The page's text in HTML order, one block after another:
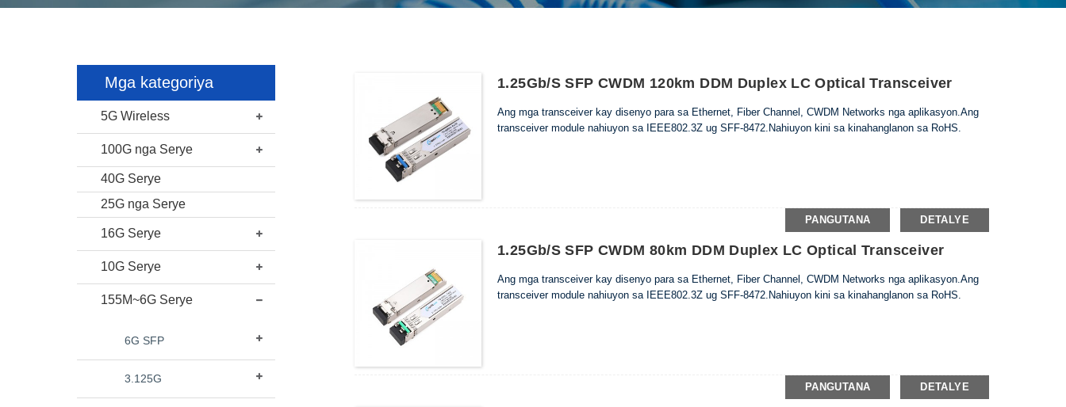
Mga kategoriya
5G Wireless
100G nga Serye
40G Serye
25G nga Serye
16G Serye
10G Serye
155M~6G Serye
6G SFP
3.125G
1.25Gb/s SFP CWDM 120km DDM Duplex LC Optical Transceiver
Ang mga transceiver kay disenyo para sa Ethernet, Fiber Channel, CWDM Networks nga aplikasyon.Ang
transceiver module nahiuyon sa IEEE802.3Z ug SFF-8472.Nahiuyon kini sa kinahanglanon sa RoHS.
PANGUTANA DETALYE
1.25Gb/s SFP CWDM 80km DDM Duplex LC Optical Transceiver
Ang mga transceiver kay disenyo para sa Ethernet, Fiber Channel, CWDM Networks nga aplikasyon.Ang
transceiver module nahiuyon sa IEEE802.3Z ug SFF-8472.Nahiuyon kini sa kinahanglanon sa RoHS.
PANGUTANA DETALYE